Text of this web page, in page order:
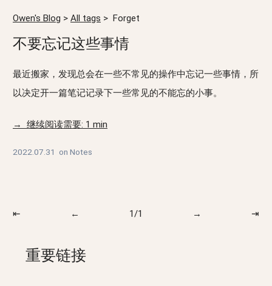
Owen's Blog > All tags > Forget
不要忘记这些事情
最近搬家，发现总会在一些不常见的操作中忘记一些事情，所
以决定开一篇笔记记录下一些常见的不能忘的小事。
→ 继续阅读需要: 1 min
2022.07.31 on Notes
⇤ ← 1/1 → ⇥
重要链接